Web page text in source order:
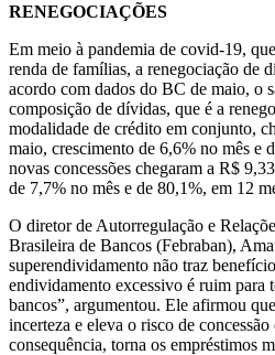
RENEGOCIAÇÕES
Em meio à pandemia de covid-19,
renda de famílias, a renegociação de
acordo com dados do BC de maio, o
composição de dívidas, que é a
modalidade de crédito em conjunto,
maio, crescimento de 6,6% no mês e
novas concessões chegaram a R$
de 7,7% no mês e de 80,1%, em 12
O diretor de Autorregulação e
Brasileira de Bancos (Febraban),
superendividamento não traz
endividamento excessivo é ruim para
bancos”, argumentou. Ele afirmou
incerteza e eleva o risco de
consequência, torna os empréstimos